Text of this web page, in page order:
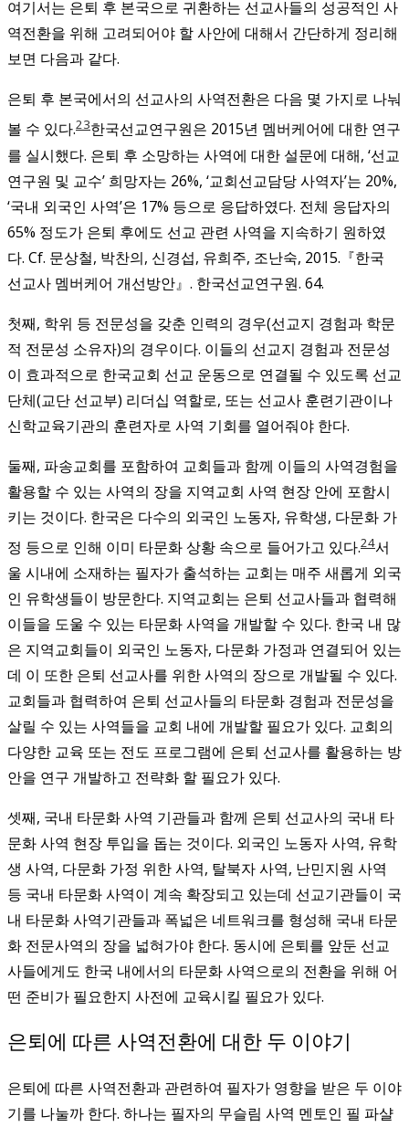
여기서는 은퇴 후 본국으로 귀환하는 선교사들의 성공적인 사
역전환을 위해 고려되어야 할 사안에 대해서 간단하게 정리해
보면 다음과 같다.
은퇴 후 본국에서의 선교사의 사역전환은 다음 몇 가지로 나눠
볼 수 있다.23한국선교연구원은 2015년 멤버케어에 대한 연구
를 실시했다. 은퇴 후 소망하는 사역에 대한 설문에 대해, ‘선교
연구원 및 교수’ 희망자는 26%, ‘교회선교담당 사역자’는 20%,
‘국내 외국인 사역’은 17% 등으로 응답하였다. 전체 응답자의
65% 정도가 은퇴 후에도 선교 관련 사역을 지속하기 원하였
다. Cf. 문상철, 박찬의, 신경섭, 유희주, 조난숙, 2015.『한국
선교사 멤버케어 개선방안』. 한국선교연구원. 64.
첫째, 학위 등 전문성을 갖춘 인력의 경우(선교지 경험과 학문
적 전문성 소유자)의 경우이다. 이들의 선교지 경험과 전문성
이 효과적으로 한국교회 선교 운동으로 연결될 수 있도록 선교
단체(교단 선교부) 리더십 역할로, 또는 선교사 훈련기관이나
신학교육기관의 훈련자로 사역 기회를 열어줘야 한다.
둘째, 파송교회를 포함하여 교회들과 함께 이들의 사역경험을
활용할 수 있는 사역의 장을 지역교회 사역 현장 안에 포함시
키는 것이다. 한국은 다수의 외국인 노동자, 유학생, 다문화 가
정 등으로 인해 이미 타문화 상황 속으로 들어가고 있다.24서
울 시내에 소재하는 필자가 출석하는 교회는 매주 새롭게 외국
인 유학생들이 방문한다. 지역교회는 은퇴 선교사들과 협력해
이들을 도울 수 있는 타문화 사역을 개발할 수 있다. 한국 내 많
은 지역교회들이 외국인 노동자, 다문화 가정과 연결되어 있는
데 이 또한 은퇴 선교사를 위한 사역의 장으로 개발될 수 있다.
교회들과 협력하여 은퇴 선교사들의 타문화 경험과 전문성을
살릴 수 있는 사역들을 교회 내에 개발할 필요가 있다. 교회의
다양한 교육 또는 전도 프로그램에 은퇴 선교사를 활용하는 방
안을 연구 개발하고 전략화 할 필요가 있다.
셋째, 국내 타문화 사역 기관들과 함께 은퇴 선교사의 국내 타
문화 사역 현장 투입을 돕는 것이다. 외국인 노동자 사역, 유학
생 사역, 다문화 가정 위한 사역, 탈북자 사역, 난민지원 사역
등 국내 타문화 사역이 계속 확장되고 있는데 선교기관들이 국
내 타문화 사역기관들과 폭넓은 네트워크를 형성해 국내 타문
화 전문사역의 장을 넓혀가야 한다. 동시에 은퇴를 앞둔 선교
사들에게도 한국 내에서의 타문화 사역으로의 전환을 위해 어
떤 준비가 필요한지 사전에 교육시킬 필요가 있다.
은퇴에 따른 사역전환에 대한 두 이야기
은퇴에 따른 사역전환과 관련하여 필자가 영향을 받은 두 이야
기를 나눌까 한다. 하나는 필자의 무슬림 사역 멘토인 필 파샬